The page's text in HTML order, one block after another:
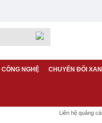
NGHỆ CHUYỂN ĐỔI
Liên hệ quảng